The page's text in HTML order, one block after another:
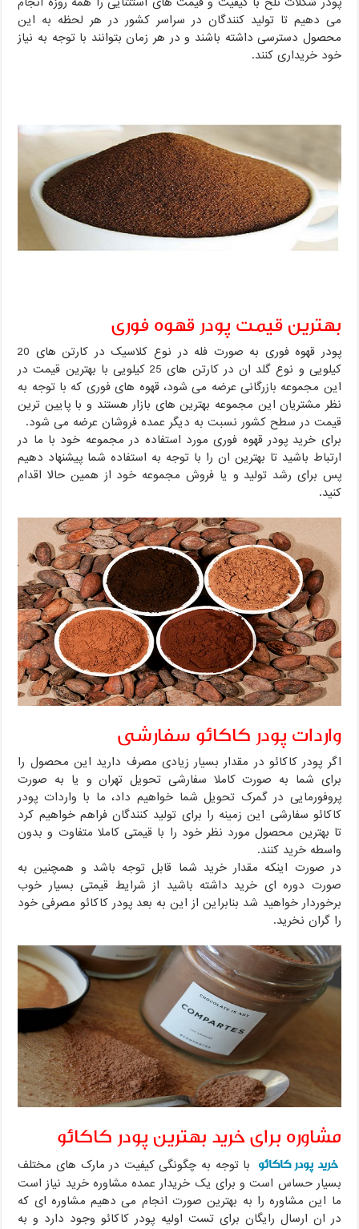
می دهیم تا تولید کنندگان در سراسر کشور در هر لحظه به این
محصول دسترسی داشته باشند و در هر زمان بتوانند با توجه به نیاز
خود خریداری کنند.
بهترین قیمت پودر قهوه فوری
پودر قهوه فوری به صورت فله در نوع کلاسیک در کارتن های 20
کیلویی و نوع گلد ان در کارتن های 25 کیلویی با بهترین قیمت در
این مجموعه بازرگانی عرضه می شود، قهوه های فوری که با توجه به
نظر مشتریان این مجموعه بهترین های بازار هستند و با پایین ترین
قیمت در سطح کشور نسبت به دیگر عمده فروشان عرضه می شود.
برای خرید پودر قهوه فوری مورد استفاده در مجموعه خود با ما در
ارتباط باشید تا بهترین ان را با توجه به استفاده شما پیشنهاد دهیم
پس برای رشد تولید و یا فروش مجموعه خود از همین حالا اقدام
کنید.
واردات پودر کاکائو سفارشی
اگر پودر کاکائو در مقدار بسیار زیادی مصرف دارید این محصول را
برای شما به صورت کاملا سفارشی تحویل تهران و یا به صورت
پروفورمایی در گمرک تحویل شما خواهیم داد، ما با واردات پودر
کاکائو سفارشی این زمینه را برای تولید کنندگان فراهم خواهیم کرد
تا بهترین محصول مورد نظر خود را با قیمتی کاملا متفاوت و بدون
واسطه خرید کنند.
در صورت اینکه مقدار خرید شما قابل توجه باشد و همچنین به
صورت دوره ای خرید داشته باشید از شرایط قیمتی بسیار خوب
برخوردار خواهید شد بنابراین از این به بعد پودر کاکائو مصرفی خود
را گران نخرید.
مشاوره برای خرید بهترین پودر کاکائو
خرید پودر کاکائو با توجه به چگونگی کیفیت در مارک های مختلف
بسیار حساس است و برای یک خریدار عمده مشاوره خرید نیاز است
ما این مشاوره را به بهترین صورت انجام می دهیم مشاوره ای که
در ان ارسال رایگان برای تست اولیه پودر کاکائو وجود دارد و به